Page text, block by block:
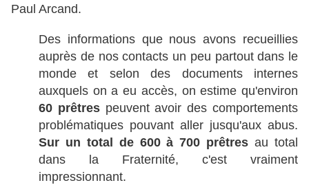
Paul Arcand.
Des informations que nous avons recueillies
auprès de nos contacts un peu partout dans le
monde et selon des documents internes
auxquels on a eu accès, on estime qu'environ
60 prêtrespeuvent avoir des comportements
problématiques pouvant aller jusqu'aux abus.
Sur un total de 600 à 700 prêtres au total
dans la Fraternité, c'est vraiment
impressionnant.